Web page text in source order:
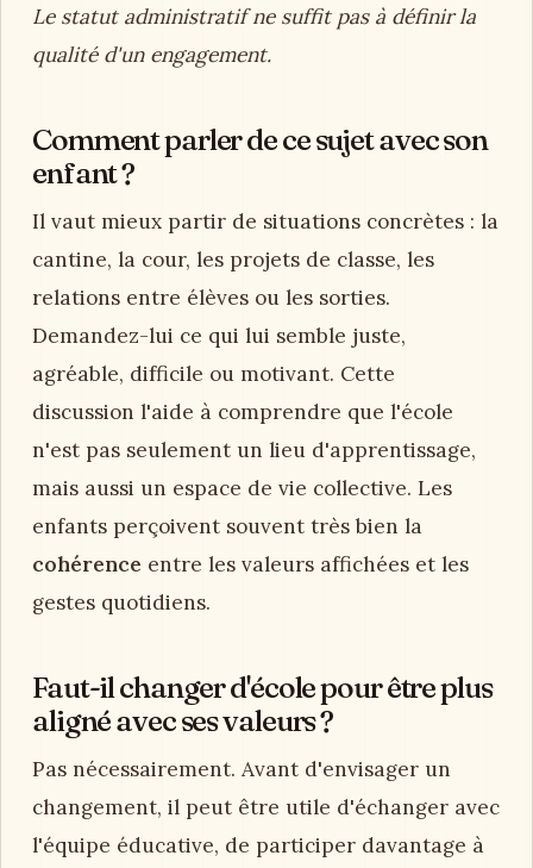
Le statut administratif ne suffit pas à définir la
qualité d'un engagement.
Comment parler de ce sujet avec son
enfant ?
Il vaut mieux partir de situations concrètes : la
cantine, la cour, les projets de classe, les
relations entre élèves ou les sorties.
Demandez-lui ce qui lui semble juste,
agréable, difficile ou motivant. Cette
discussion l'aide à comprendre que l'école
n'est pas seulement un lieu d'apprentissage,
mais aussi un espace de vie collective. Les
enfants perçoivent souvent très bien la
cohérence entre les valeurs affichées et les
gestes quotidiens.
Faut-il changer d'école pour être plus
aligné avec ses valeurs ?
Pas nécessairement. Avant d'envisager un
changement, il peut être utile d'échanger avec
l'équipe éducative, de participer davantage à